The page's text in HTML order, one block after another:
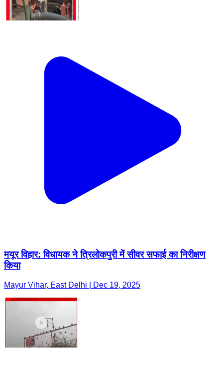
मयूर विहार: विधायक ने त्रिलोकपुरी में सीवर सफाई का निरीक्षण
किया
Mayur Vihar, East Delhi | Dec 19, 2025